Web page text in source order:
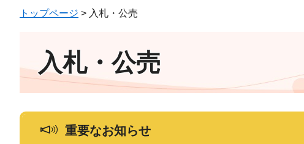
トップページ > 入札・公売
入札・公売
重要なお知らせ